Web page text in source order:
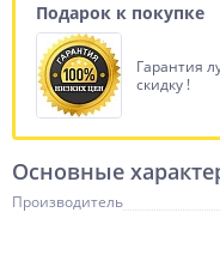
Подарок к покупке
Гарантия
скидку !
Основные
Производитель